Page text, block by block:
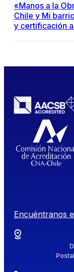
«Manos a la
Chile y Mi
y certificación
Encuéntranos